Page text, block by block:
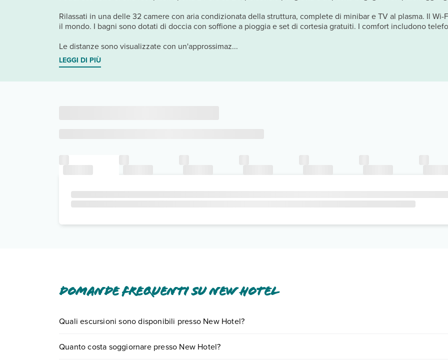
Rilassati in una delle 32 camere con aria condizionata della struttura, complete di minibar e TV al plasma. Il
il mondo. I bagni sono dotati di doccia con soffione a pioggia e set di cortesia gratuiti. I comfort includono
Le distanze sono visualizzate con un'approssimaz...
LEGGI DI PIÙ
Domande frequenti su New Hotel
Quali escursioni sono disponibili presso New Hotel?
oprenotando un appuntamento.
Quanto costa soggiornare presso New Hotel?